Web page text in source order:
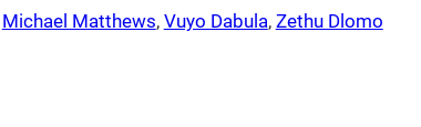
Michael Matthews, Vuyo Dabula, Zethu Dlomo